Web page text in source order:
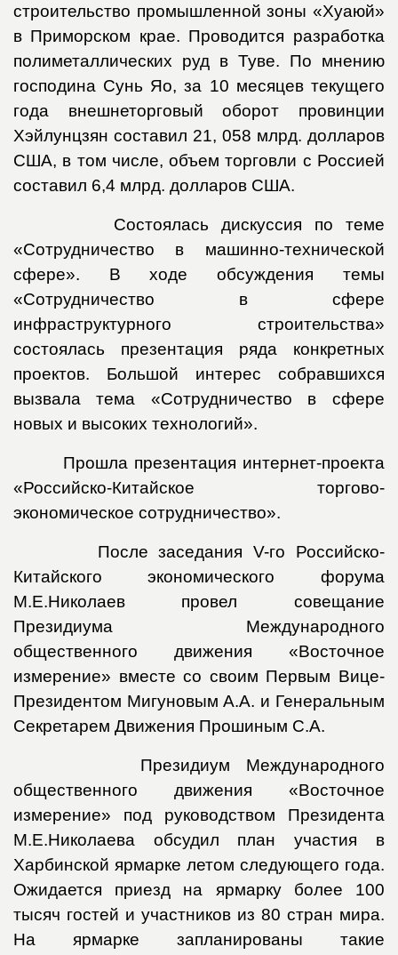
строительство промышленной зоны «Хуаюй»
в Приморском крае. Проводится разработка
полиметаллических руд в Туве. По мнению
господина Сунь Яо, за 10 месяцев текущего
года внешнеторговый оборот провинции
Хэйлунцзян составил 21, 058 млрд. долларов
США, в том числе, объем торговли с Россией
составил 6,4 млрд. долларов США.
Состоялась дискуссия по теме
«Сотрудничество в машинно-технической
сфере». В ходе обсуждения темы
«Сотрудничество в сфере
инфраструктурного строительства»
состоялась презентация ряда конкретных
проектов. Большой интерес собравшихся
вызвала тема «Сотрудничество в сфере
новых и высоких технологий».
Прошла презентация интернет-проекта
«Российско-Китайское торгово-
экономическое сотрудничество».
После заседанияV-го Российско-
Китайского экономического форума
М.Е.Николаев провел совещание
Президиума Международного
общественного движения «Восточное
измерение» вместе со своим Первым Вице-
Президентом Мигуновым А.А. и Генеральным
Секретарем Движения Прошиным С.А.
Президиум Международного
общественного движения «Восточное
измерение» под руководством Президента
М.Е.Николаева обсудил план участия в
Харбинской ярмарке летом следующего года.
Ожидается приезд на ярмарку более 100
тысяч гостей и участников из 80 стран мира.
На ярмарке запланированы такие